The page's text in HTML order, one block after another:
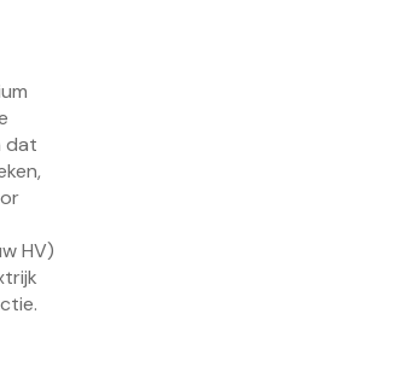
dat
HV)